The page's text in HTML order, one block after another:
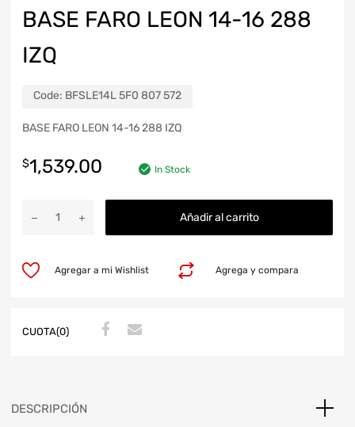
BASE FARO LEON 14-16 288
IZQ
Code: BFSLE14L 5F0 807 572
BASE FARO LEON 14-16 288 IZQ
$1,539.00 In Stock
Añadir al carrito
Agrega y compara
Agregar a mi Wishlist
CUOTA(0)
DESCRIPCIÓN